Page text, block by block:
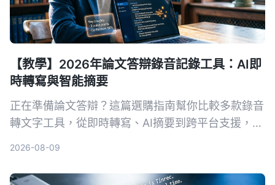
【教學】2026年論文答辯錄音記錄工具：AI即
時轉寫與智能摘要
正在準備論文答辯？這篇選購指南幫你比較多款錄音
轉文字工具，從即時轉寫、AI摘要到跨平台支援，推
2026-08-09